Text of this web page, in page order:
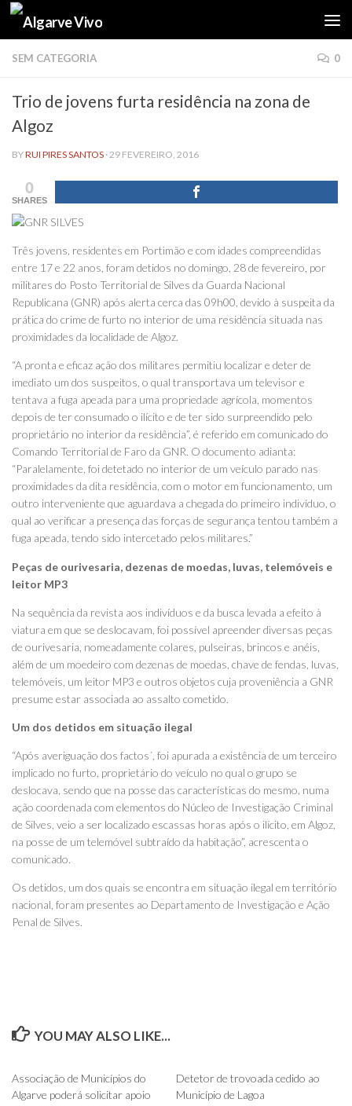
Skip to content
SEM CATEGORIA 0
Trio de jovens furta residência na zona de
Algoz
BYRUI PIRES SANTOS ·29 FEVEREIRO, 2016
0
SHARES
Três jovens, residentes em Portimão e com idades compreendidas
entre 17 e 22 anos, foram detidos no domingo, 28 de fevereiro, por
militares do Posto Territorial de Silves da Guarda Nacional
Republicana (GNR) após alerta cerca das 09h00, devido à suspeita da
prática do crime de furto no interior de uma residência situada nas
proximidades da localidade de Algoz.
“A pronta e eficaz ação dos militares permitiu localizar e deter de
imediato um dos suspeitos, o qual transportava um televisor e
tentava a fuga apeada para uma propriedade agrícola, momentos
depois de ter consumado o ilícito e de ter sido surpreendido pelo
proprietário no interior da residência”, é referido em comunicado do
Comando Territorial de Faro da GNR. O documento adianta:
“Paralelamente, foi detetado no interior de um veículo parado nas
proximidades da dita residência, com o motor em funcionamento, um
outro interveniente que aguardava a chegada do primeiro indivíduo, o
qual ao verificar a presença das forças de segurança tentou também a
fuga apeada, tendo sido intercetado pelos militares.”
Peças de ourivesaria, dezenas de moedas, luvas, telemóveis e
leitor MP3
Na sequência da revista aos indivíduos e da busca levada a efeito à
viatura em que se deslocavam, foi possível apreender diversas peças
de ourivesaria, nomeadamente colares, pulseiras, brincos e anéis,
além de um moedeiro com dezenas de moedas, chave de fendas, luvas,
telemóveis, um leitor MP3 e outros objetos cuja proveniência a GNR
presume estar associada ao assalto cometido.
Um dos detidos em situação ilegal
“Após averiguação dos factos´, foi apurada a existência de um terceiro
implicado no furto, proprietário do veículo no qual o grupo se
deslocava, sendo que na posse das características do mesmo, numa
ação coordenada com elementos do Núcleo de Investigação Criminal
de Silves, veio a ser localizado escassas horas após o ilícito, em Algoz,
na posse de um telemóvel subtraído da habitação”, acrescenta o
comunicado.
Os detidos, um dos quais se encontra em situação ilegal em território
nacional, foram presentes ao Departamento de Investigação e Ação
Penal de Silves.
YOU MAY ALSO LIKE...
Associação de Municípios do
Algarve poderá solicitar apoio
Detetor de trovoada cedido ao
Município de Lagoa